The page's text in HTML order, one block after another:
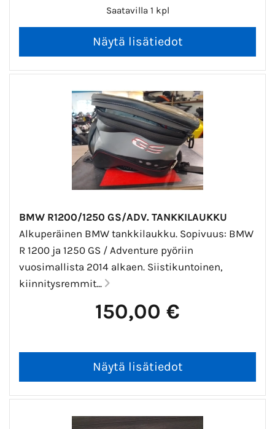
Saatavilla 1 kpl
BMW R1200/1250 GS/ADV. TANKKILAUKKU
Alkuperäinen BMW tankkilaukku. Sopivuus: BMW
R 1200 ja 1250 GS / Adventure pyöriin
vuosimallista 2014 alkaen. Siistikuntoinen,
kiinnitysremmit...
150,00 €